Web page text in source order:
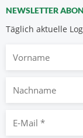
NEWSLETTER
Täglich aktuelle
Nachname
Mail